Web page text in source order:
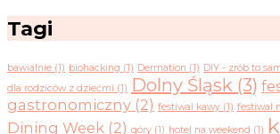
Tagi
bawialnie (1) biohacking (1) Dermation (1) DIY - zrób to
dla rodziców z dziećmi (1) Dolny Śląsk (3)
gastronomiczny (2) festiwal kawy (1) festiwal
Dining Week (2) góry (1) hotel na weekend (1)